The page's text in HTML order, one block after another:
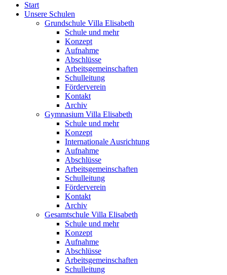
Start
Unsere Schulen
Grundschule Villa Elisabeth
Schule und mehr
Konzept
Aufnahme
Abschlüsse
Arbeitsgemeinschaften
Schulleitung
Förderverein
Kontakt
Archiv
Gymnasium Villa Elisabeth
Schule und mehr
Konzept
Internationale Ausrichtung
Aufnahme
Abschlüsse
Arbeitsgemeinschaften
Schulleitung
Förderverein
Kontakt
Archiv
Gesamtschule Villa Elisabeth
Schule und mehr
Konzept
Aufnahme
Abschlüsse
Arbeitsgemeinschaften
Schulleitung